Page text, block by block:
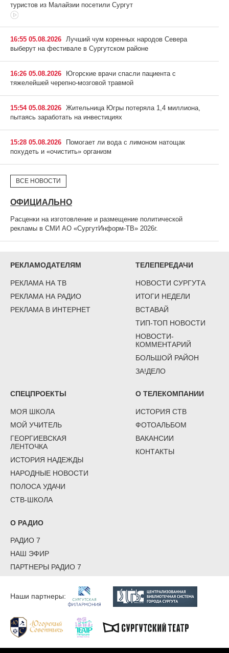
туристов из Малайзии посетили Сургут
16:55 05.08.2026
Лучший чум коренных народов Севера
выберут на фестивале в Сургутском районе
16:26 05.08.2026
Югорские врачи спасли пациента с
тяжелейшей черепно-мозговой травмой
15:54 05.08.2026 Жительница Югры потеряла 1,4 миллиона,
пытаясь заработать на инвестициях
15:28 05.08.2026
Помогает ли вода с лимоном натощак
похудеть и «очистить» организм
ВСЕ НОВОСТИ
ОФИЦИАЛЬНО
Расценки на изготовление и размещение политической
рекламы в СМИ АО «СургутИнформ-ТВ» 2026г.
РЕКЛАМОДАТЕЛЯМ
РЕКЛАМА НА ТВ
РЕКЛАМА НА РАДИО
РЕКЛАМА В ИНТЕРНЕТ
ТЕЛЕПЕРЕДАЧИ
НОВОСТИ СУРГУТА
ИТОГИ НЕДЕЛИ
ВСТАВАЙ
ТИП-ТОП НОВОСТИ
НОВОСТИ-
КОММЕНТАРИЙ
БОЛЬШОЙ РАЙОН
ЗА!ДЕЛО
СПЕЦПРОЕКТЫ
МОЯ ШКОЛА
МОЙ УЧИТЕЛЬ
ГЕОРГИЕВСКАЯ
ЛЕНТОЧКА
ИСТОРИЯ НАДЕЖДЫ
НАРОДНЫЕ НОВОСТИ
ПОЛОСА УДАЧИ
СТВ-ШКОЛА
О ТЕЛЕКОМПАНИИ
ИСТОРИЯ СТВ
ФОТОАЛЬБОМ
ВАКАНСИИ
КОНТАКТЫ
О РАДИО
РАДИО 7
НАШ ЭФИР
ПАРТНЕРЫ РАДИО 7
Наши партнеры: